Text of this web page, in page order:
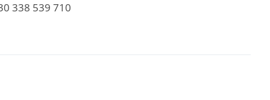
338 539 710